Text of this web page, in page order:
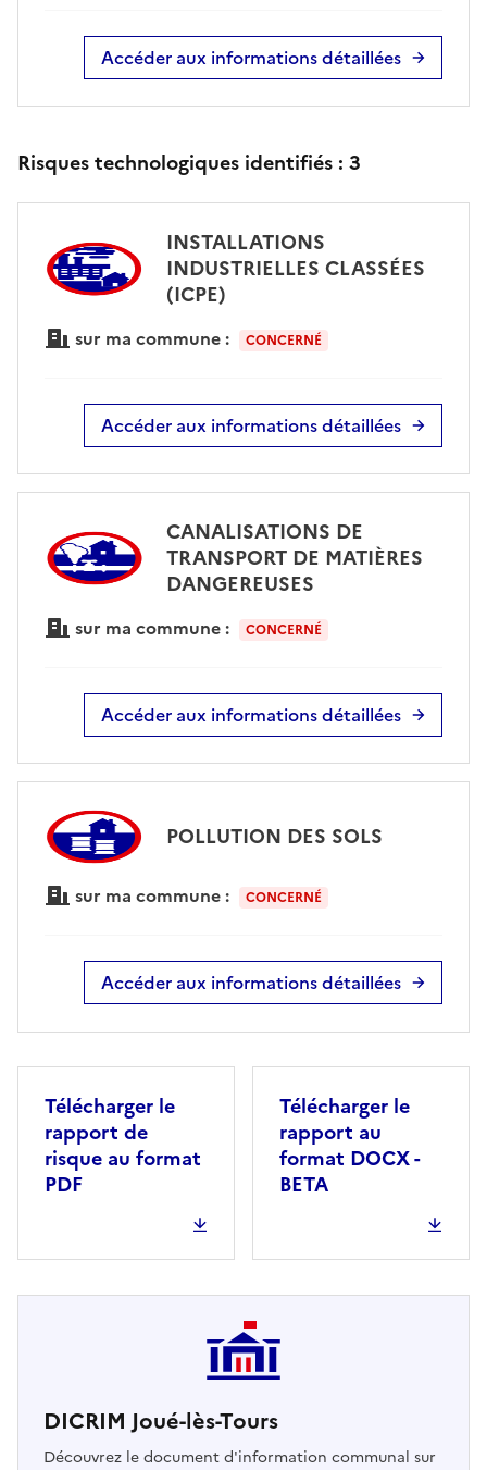
Accéder aux informations détaillées
Risques technologiques identifiés : 3
INSTALLATIONS
INDUSTRIELLES CLASSÉES
(ICPE)
sur ma commune : CONCERNÉ
Accéder aux informations détaillées
CANALISATIONS DE
TRANSPORT DE MATIÈRES
DANGEREUSES
sur ma commune : CONCERNÉ
Accéder aux informations détaillées
POLLUTION DES SOLS
sur ma commune : CONCERNÉ
Accéder aux informations détaillées
Télécharger le
rapport de
risque au format
PDF
Télécharger le
rapport au
format DOCX -
BETA
DICRIM Joué-lès-Tours
Découvrez le document d'information communal sur